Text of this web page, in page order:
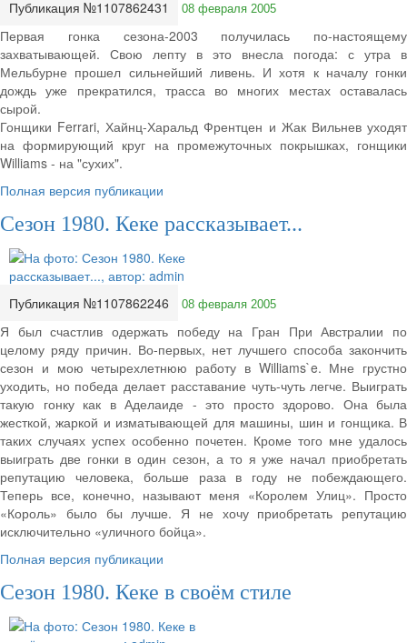
Публикация №1107862431 08 февраля 2005
Первая гонка сезона-2003 получилась по-настоящему
захватывающей. Свою лепту в это внесла погода: с утра в
Мельбурне прошел сильнейший ливень. И хотя к началу гонки
дождь уже прекратился, трасса во многих местах оставалась
сырой.
Гонщики Ferrari, Хайнц-Харальд Френтцен и Жак Вильнев уходят
на формирующий круг на промежуточных покрышках, гонщики
Williams - на "сухих".
Полная версия публикации
Сезон 1980. Кеке рассказывает...
Публикация №1107862246 08 февраля 2005
Я был счастлив одержать победу на Гран При Австралии по
целому ряду причин. Во-первых, нет лучшего способа закончить
сезон и мою четырехлетнюю работу в Williams`e. Мне грустно
уходить, но победа делает расставание чуть-чуть легче. Выиграть
такую гонку как в Аделаиде - это просто здорово. Она была
жесткой, жаркой и изматывающей для машины, шин и гонщика. В
таких случаях успех особенно почетен. Кроме того мне удалось
выиграть две гонки в один сезон, а то я уже начал приобретать
репутацию человека, больше раза в году не побеждающего.
Теперь все, конечно, называют меня «Королем Улиц». Просто
«Король» было бы лучше. Я не хочу приобретать репутацию
исключительно «уличного бойца».
Полная версия публикации
Сезон 1980. Кеке в своём стиле